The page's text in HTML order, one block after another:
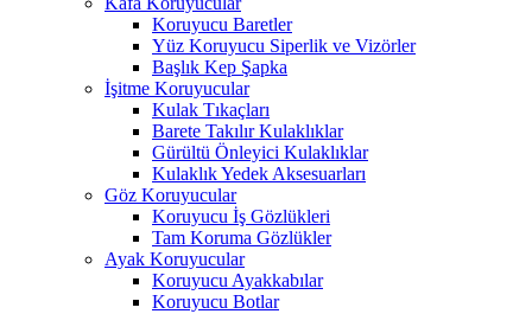
Koruyucu Baretler
Yüz Koruyucu Siperlik ve Vizörler
Başlık Kep Şapka
İşitme Koruyucular
Kulak Tıkaçları
Barete Takılır Kulaklıklar
Gürültü Önleyici Kulaklıklar
Kulaklık Yedek Aksesuarları
Göz Koruyucular
Koruyucu İş Gözlükleri
Tam Koruma Gözlükler
Ayak Koruyucular
Koruyucu Ayakkabılar
Koruyucu Botlar